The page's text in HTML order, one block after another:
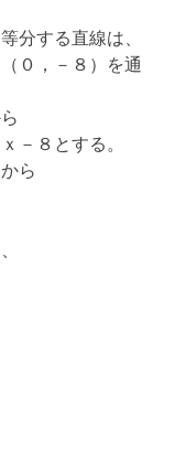
分する直線は、
０，－８）を通
－８とする。
ら